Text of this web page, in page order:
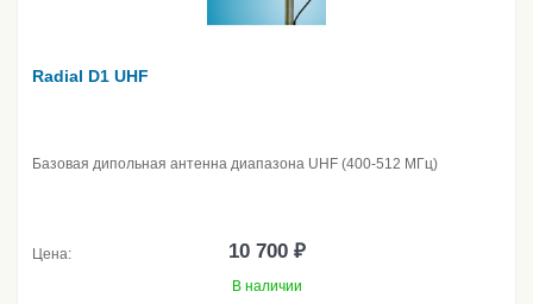
Radial D1 UHF
Базовая дипольная антенна диапазона UHF (400-512 МГц)
Цена: 10 700 ₽
В наличии